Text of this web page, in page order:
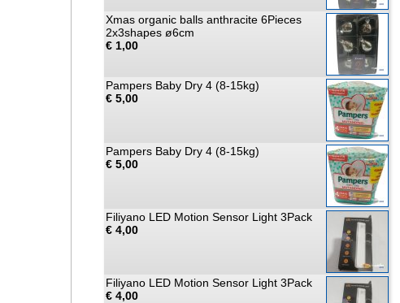
Xmas organic balls anthracite 6Pieces
2x3shapes ø6cm
€ 1,00
Pampers Baby Dry 4 (8-15kg)
€ 5,00
Pampers Baby Dry 4 (8-15kg)
€ 5,00
Filiyano LED Motion Sensor Light 3Pack
€ 4,00
Filiyano LED Motion Sensor Light 3Pack
€ 4,00